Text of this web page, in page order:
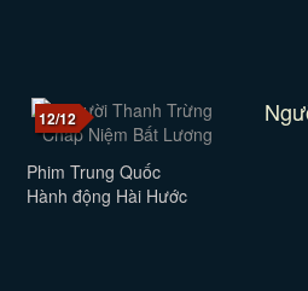
12/12
Phim Trung Quốc
Hành động Hài Hước